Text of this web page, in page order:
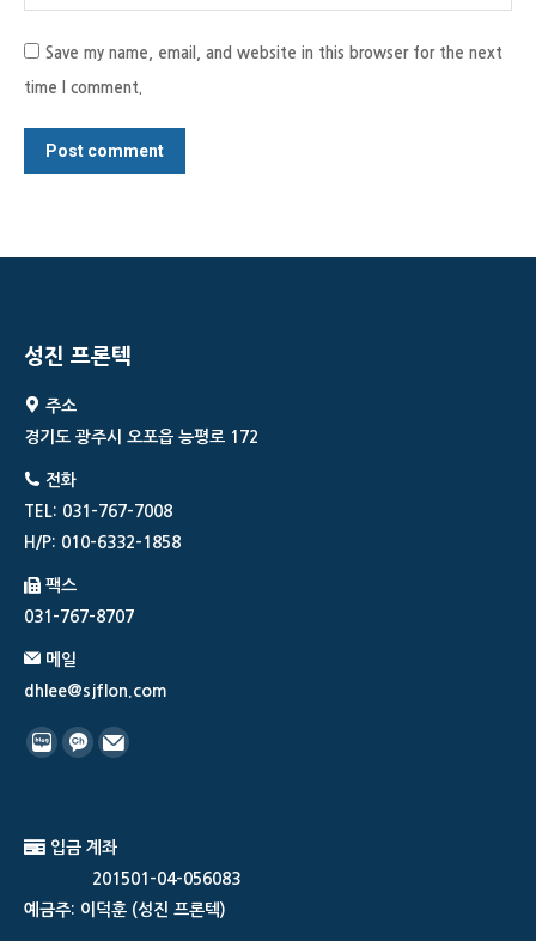
Save my name, email, and website in this browser for the next
time I comment.
Post comment
성진 프론텍
주소
경기도 광주시 오포읍 능평로 172
전화
TEL: 031-767-7008
H/P: 010-6332-1858
팩스
031-767-8707
메일
dhlee@sjflon.com
Find us on:
네
블
그
카
톡
러
메
입금 계좌
201501-04-056083
예금주: 이덕훈 (성진 프론텍)